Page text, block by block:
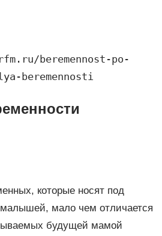
beremennost-po-
beremennosti
которые носят под
мало чем отличается
будущей мамой